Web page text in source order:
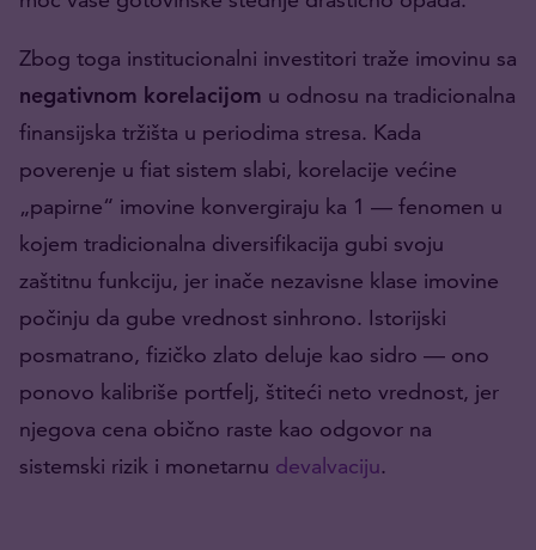
Zbog toga institucionalni investitori traže imovinu sa
negativnom korelacijom u odnosu na tradicionalna
finansijska tržišta u periodima stresa. Kada
poverenje u fiat sistem slabi, korelacije većine
„papirne“ imovine konvergiraju ka 1 — fenomen u
kojem tradicionalna diversifikacija gubi svoju
zaštitnu funkciju, jer inače nezavisne klase imovine
počinju da gube vrednost sinhrono. Istorijski
posmatrano, fizičko zlato deluje kao sidro — ono
ponovo kalibriše portfelj, štiteći neto vrednost, jer
njegova cena obično raste kao odgovor na
sistemski rizik i monetarnu devalvaciju.